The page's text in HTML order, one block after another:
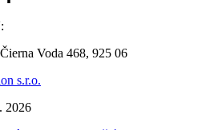
Voda 468, 925 06
s.r.o.
2026